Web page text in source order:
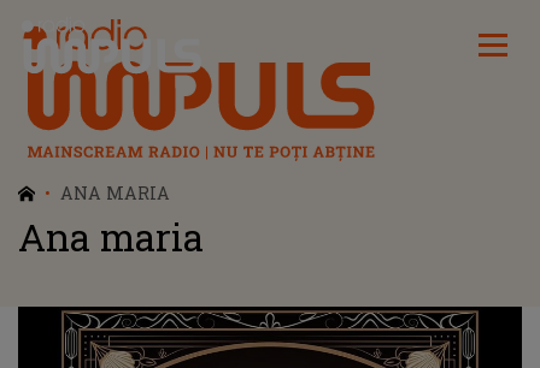
Radio Impuls
ANA MARIA
Ana maria